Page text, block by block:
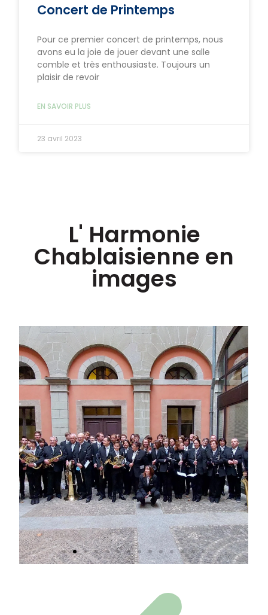
Concert de Printemps
Pour ce premier concert de printemps, nous
avons eu la joie de jouer devant une salle
comble et très enthousiaste. Toujours un
plaisir de revoir
EN SAVOIR PLUS
23 avril 2023
L' Harmonie
Chablaisienne en
images